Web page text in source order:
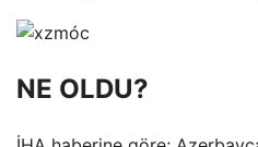
NE OLDU?